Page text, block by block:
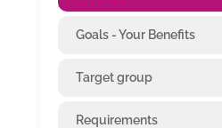
Goals - Your Benefits
Target group
Requirements